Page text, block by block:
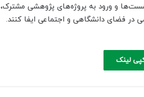
و ورود به پروژه‌های پژوهشی مشترک،
فضای دانشگاهی و اجتماعی ایفا کنند.
لینک